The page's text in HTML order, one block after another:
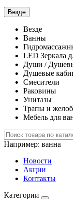
Везде
Везде
Ванны
LED Зеркала
Души /
Душевые
Смесители
Раковины
Унитазы
Трапы и
Мебель для
Например: ванна
Новости
Акции
Контакты
Категории